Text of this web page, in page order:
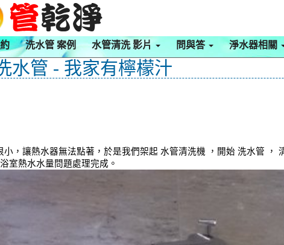
洗水管 案例 水管清洗 影片 問與答 淨水器相關
水管 - 我家有檸檬汁
，讓熱水器無法點著，於是我們架起 水管清洗機 ，開始 洗水管
室熱水水量問題處理完成。